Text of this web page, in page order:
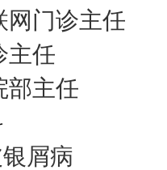
网门诊主任
主任
部主任
屑病